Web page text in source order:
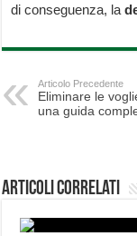
di conseguenza, la
Articolo Precedente
Eliminare le
una guida
Articoli correlati